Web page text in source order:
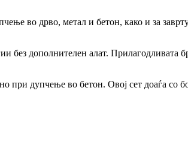
во дрво, метал и бетон, како и за
без дополнителен алат. Прилагодливата
при дупчење во бетон. Овој сет доаѓа со